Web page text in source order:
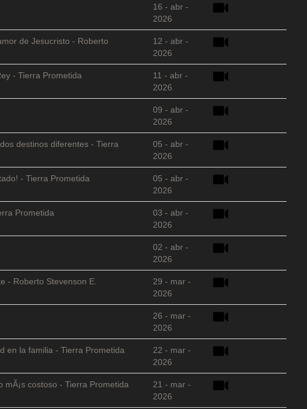
16 - abr -
2026
de Jesucristo - Roberto
12 - abr -
2026
- Tierra Prometida
11 - abr -
2026
09 - abr -
2026
destinos diferentes - Tierra
05 - abr -
2026
- Tierra Prometida
05 - abr -
2026
Prometida
03 - abr -
2026
02 - abr -
2026
- Roberto Stevenson E.
29 - mar -
2026
26 - mar -
2026
en la familia - Tierra Prometida
22 - mar -
2026
costoso - Tierra Prometida
21 - mar -
2026